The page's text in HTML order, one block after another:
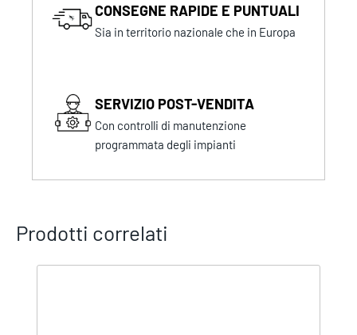
CONSEGNE RAPIDE E PUNTUALI
Sia in territorio nazionale che in Europa
SERVIZIO POST-VENDITA
Con controlli di manutenzione
programmata degli impianti
Prodotti correlati